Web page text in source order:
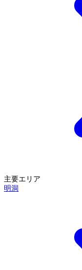
主要エリア
明洞